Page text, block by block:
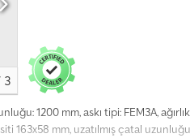
3
1200 mm, askı tipi: FEM3A,
163x58 mm, uzatılmış çatal